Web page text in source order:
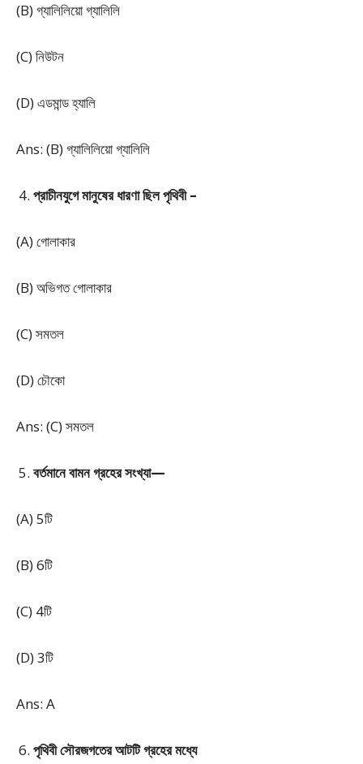
(B) গ্যালিলিয়ো গ্যালিলি
(C) নিউটন
(D) এডমান্ড হ্যালি
Ans: (B) গ্যালিলিয়ো গ্যালিলি
প্রাচীনযুগে মানুষের ধারণা ছিল পৃথিবী –
(A) গোলাকার
(B) অভিগত গোলাকার
(C) সমতল
(D) চৌকো
Ans: (C) সমতল
বর্তমানে বামন গ্রহের সংখ্যা—
(A) 5টি
(B) 6টি
(C) 4টি
(D) 3টি
Ans: A
পৃথিবী সৌরজগতের আটটি গ্রহের মধ্যে